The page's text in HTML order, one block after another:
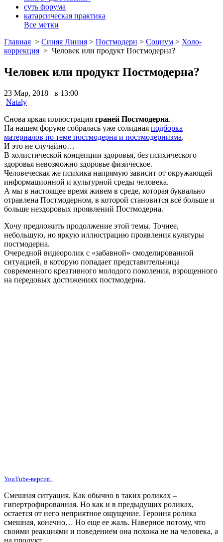
суть форума
катарсическая практика
Все метки
Главная > Синяя Линия > Постмодерн > Социум > Холо-
коррекция > Человек или продукт Постмодерна?
Человек или продукт Постмодерна?
23 Мар, 2018 в 13:00
Nataly
Снова яркая иллюстрация граней Постмодерна.
На нашем форуме собралась уже солидная подборка
материалов по теме постмодерна и постмодернизма.
И это не случайно…
В холистической концепции здоровья, без психического
здоровья невозможно здоровье физическое.
Человеческая же психика напрямую зависит от окружающей
информационной и культурной среды человека.
А мы в настоящее время живем в среде, которая буквально
отравлена Постмодерном, в которой становится всё больше и
больше нездоровых проявлений Постмодерна.
Хочу предложить продолжение этой темы. Точнее,
небольшую, но яркую иллюстрацию проявления культуры
постмодерна.
Очередной видеоролик с «забавной» смоделированной
ситуацией, в которую попадает представительница
современного креативного молодого поколения, взрощенного
на передовых достижениях постмодерна.
YouTube-версия.
Смешная ситуация. Как обычно в таких роликах –
гипертрофированная. Но как и в предыдущих роликах,
остается от него неприятное ощущение. Героиня ролика
смешная, конечно… Но еще ее жаль. Наверное потому, что
своими реакциями и поведением она похожа не на человека, а
на продукт.